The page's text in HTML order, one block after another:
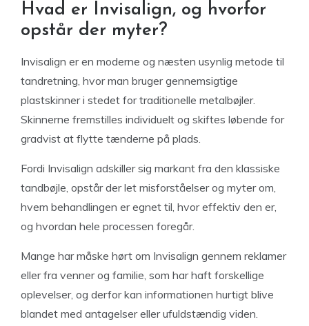
Hvad er Invisalign, og hvorfor
opstår der myter?
Invisalign er en moderne og næsten usynlig metode til
tandretning, hvor man bruger gennemsigtige
plastskinner i stedet for traditionelle metalbøjler.
Skinnerne fremstilles individuelt og skiftes løbende for
gradvist at flytte tænderne på plads.
Fordi Invisalign adskiller sig markant fra den klassiske
tandbøjle, opstår der let misforståelser og myter om,
hvem behandlingen er egnet til, hvor effektiv den er,
og hvordan hele processen foregår.
Mange har måske hørt om Invisalign gennem reklamer
eller fra venner og familie, som har haft forskellige
oplevelser, og derfor kan informationen hurtigt blive
blandet med antagelser eller ufuldstændig viden.